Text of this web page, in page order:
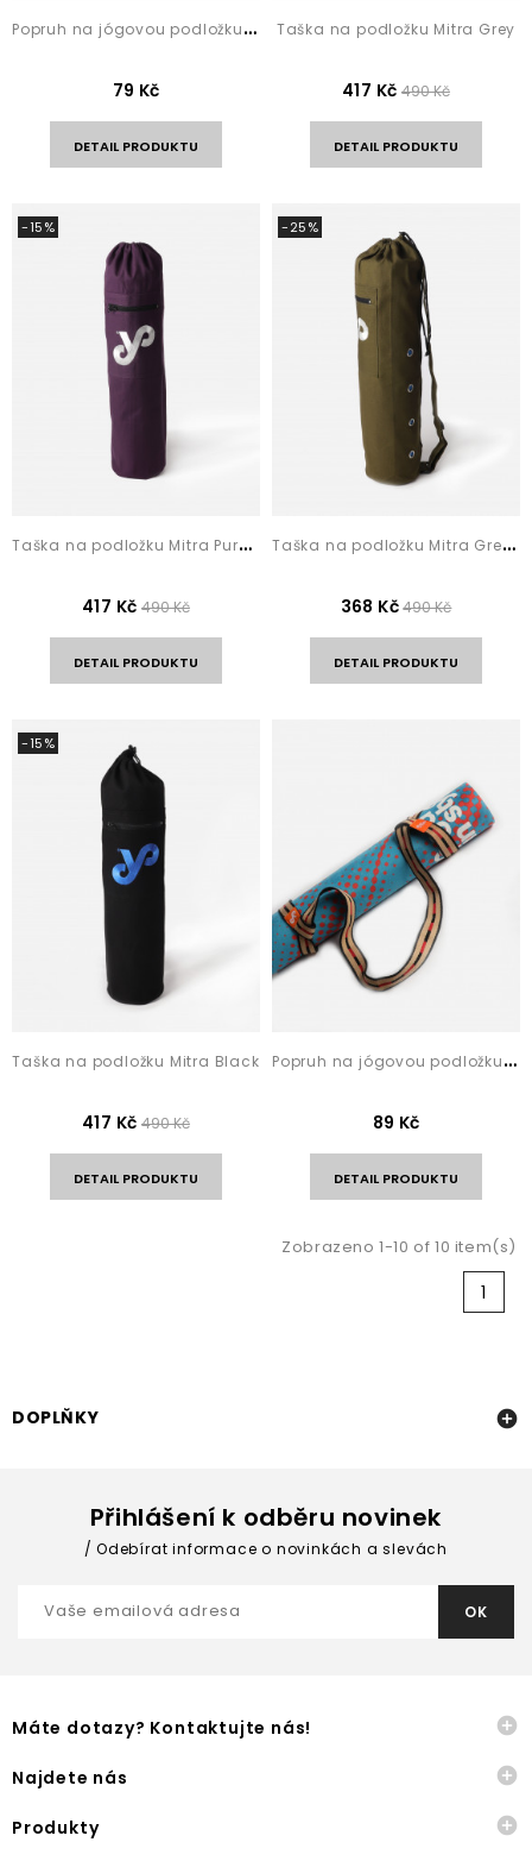
P
opruh na jógovou podložku Coffee Stripes
79 Kč
DETAIL PRODUKTU
Taška na podložku Mitra Grey
417 Kč 490 Kč
DETAIL PRODUKTU
-15%
T
aška na podložku Mitra Purple
417 Kč 490 Kč
DETAIL PRODUKTU
-25%
T
aška na podložku Mitra Green
368 Kč 490 Kč
DETAIL PRODUKTU
-15%
Taška na podložku Mitra Black
417 Kč 490 Kč
DETAIL PRODUKTU
P
opruh na jógovou podložku Africa Stripes
89 Kč
DETAIL PRODUKTU
Zobrazeno 1-10 of 10 item(s)
1
DOPLŇKY 
Přihlášení k odběru novinek
Odebírat informace o novinkách a slevách
Máte dotazy? Kontaktujte nás! 
Najdete nás 
Produkty 